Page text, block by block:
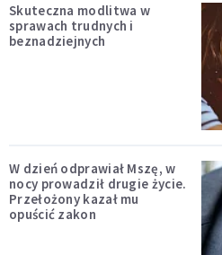
Skuteczna modlitwa w
sprawach trudnych i
beznadziejnych
W dzień odprawiał Mszę, w
nocy prowadził drugie życie.
Przełożony kazał mu
opuścić zakon